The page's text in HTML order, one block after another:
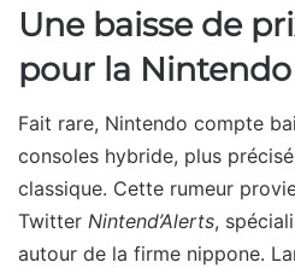
Une baisse de
pour la
Fait rare, Nintendo compte
consoles hybride, plus
classique. Cette rumeur
Twitter Nintend’Alerts,
autour de la firme nippone.